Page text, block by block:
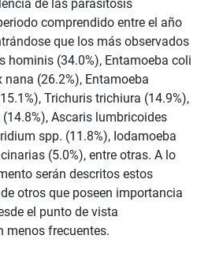
de las parasitosis
comprendido entre el año
que los más observados
hominis (34.0%), Entamoeba coli
nana (26.2%), Entamoeba
Trichuris trichiura (14.9%),
Ascaris lumbricoides
spp. (11.8%), Iodamoeba
(5.0%), entre otras. A lo
serán descritos estos
otros que poseen importancia
el punto de vista
menos frecuentes.